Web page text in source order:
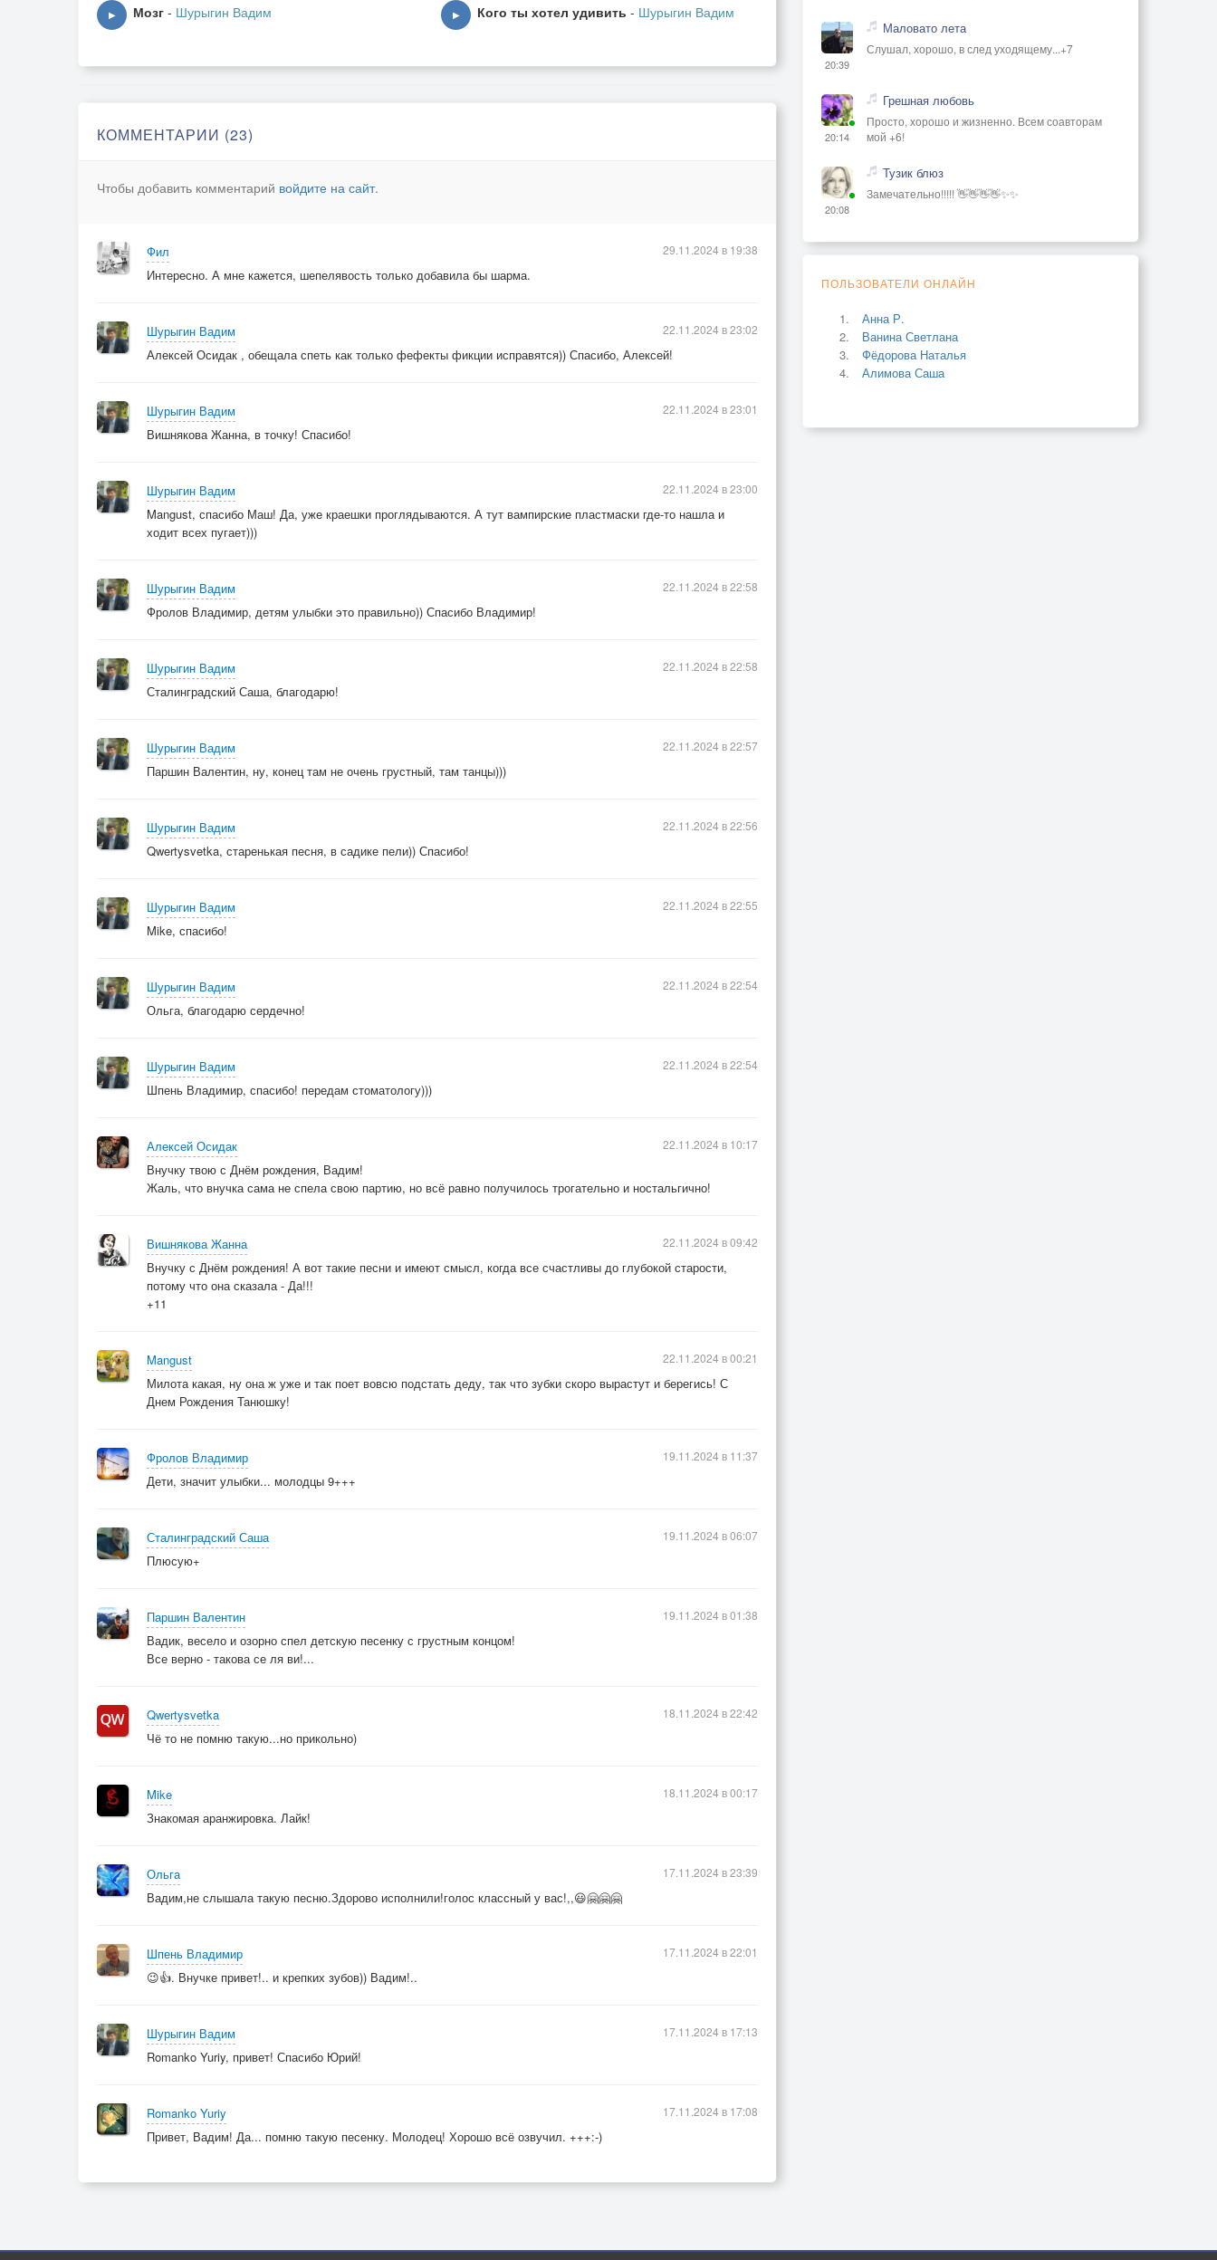
▶ Мозг - Шурыгин Вадим ▶ Кого ты хотел удивить - Шурыгин Вадим
КОММЕНТАРИИ (23)
Чтобы добавить комментарий войдите на сайт.
Фил
Интересно. А мне кажется, шепелявость только добавила бы шарма.
29.11.2024 в 19:38
Шурыгин Вадим
Алексей Осидак , обещала спеть как только фефекты фикции исправятся)) Спасибо, Алексей!
22.11.2024 в 23:02
Шурыгин Вадим
Вишнякова Жанна, в точку! Спасибо!
22.11.2024 в 23:01
Шурыгин Вадим
Mangust, спасибо Маш! Да, уже краешки проглядываются. А тут вампирские пластмаски где-то нашла и
ходит всех пугает)))
22.11.2024 в 23:00
Шурыгин Вадим
Фролов Владимир, детям улыбки это правильно)) Спасибо Владимир!
22.11.2024 в 22:58
Шурыгин Вадим
Сталинградский Саша, благодарю!
22.11.2024 в 22:58
Шурыгин Вадим
Паршин Валентин, ну, конец там не очень грустный, там танцы)))
22.11.2024 в 22:57
Шурыгин Вадим
Qwertysvetka, старенькая песня, в садике пели)) Спасибо!
22.11.2024 в 22:56
Шурыгин Вадим
Mike, спасибо!
22.11.2024 в 22:55
Шурыгин Вадим
Ольга, благодарю сердечно!
22.11.2024 в 22:54
Шурыгин Вадим
Шпень Владимир, спасибо! передам стоматологу)))
22.11.2024 в 22:54
Алексей Осидак
Внучку твою с Днём рождения, Вадим!
Жаль, что внучка сама не спела свою партию, но всё равно получилось трогательно и ностальгично!
22.11.2024 в 10:17
Вишнякова Жанна
Внучку с Днём рождения! А вот такие песни и имеют смысл, когда все счастливы до глубокой старости,
потому что она сказала - Да!!!
+11
22.11.2024 в 09:42
Mangust
Милота какая, ну она ж уже и так поет вовсю подстать деду, так что зубки скоро вырастут и берегись! С
Днем Рождения Танюшку!
22.11.2024 в 00:21
Фролов Владимир
Дети, значит улыбки... молодцы 9+++
19.11.2024 в 11:37
Сталинградский Саша
Плюсую+
19.11.2024 в 06:07
Паршин Валентин
Вадик, весело и озорно спел детскую песенку с грустным концом!
Все верно - такова се ля ви!...
19.11.2024 в 01:38
Qwertysvetka
Чё то не помню такую...но прикольно)
18.11.2024 в 22:42
Mike
Знакомая аранжировка. Лайк!
18.11.2024 в 00:17
Ольга
Вадим,не слышала такую песню.Здорово исполнили!голос классный у вас!,,😃🤗🤗🤗
17.11.2024 в 23:39
Шпень Владимир
😉👍. Внучке привет!.. и крепких зубов)) Вадим!..
17.11.2024 в 22:01
Шурыгин Вадим
Romanko Yuriy, привет! Спасибо Юрий!
17.11.2024 в 17:13
Romanko Yuriy
Привет, Вадим! Да... помню такую песенку. Молодец! Хорошо всё озвучил. +++:-)
17.11.2024 в 17:08
20:39
Маловато лета
Слушал, хорошо, в след уходящему...+7
20:14
Грешная любовь
Просто, хорошо и жизненно. Всем соавторам
мой +6!
20:08
Тузик блюз
Замечательно!!!!! 👋👋👋👋✨✨
ПОЛЬЗОВАТЕЛИ ОНЛАЙН
Анна Р.
Ванина Светлана
Фёдорова Наталья
Алимова Саша